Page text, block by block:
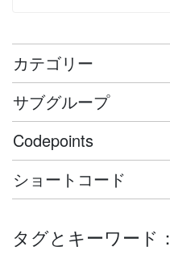
カテゴリー
サブグループ
Codepoints
ショートコード
タグとキーワード：